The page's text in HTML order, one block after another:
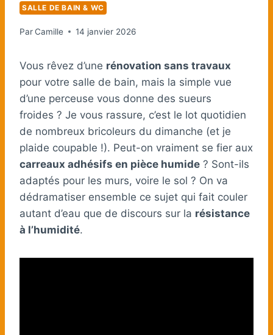
SALLE DE BAIN & WC
ParCamille 14 janvier 2026
Vous rêvez d’une rénovation sans travaux
pour votre salle de bain, mais la simple vue
d’une perceuse vous donne des sueurs
froides ? Je vous rassure, c’est le lot quotidien
de nombreux bricoleurs du dimanche (et je
plaide coupable !). Peut-on vraiment se fier aux
carreaux adhésifs en pièce humide ? Sont-ils
adaptés pour les murs, voire le sol ? On va
dédramatiser ensemble ce sujet qui fait couler
autant d’eau que de discours sur la résistance
à l’humidité.